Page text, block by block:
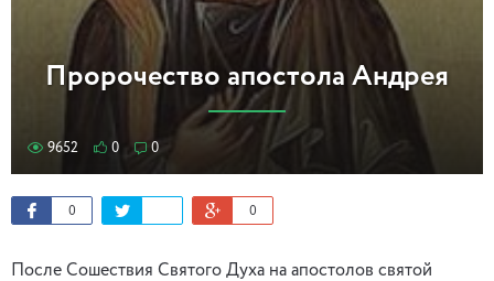
Пророчество апостола Андрея
9652 0 0
0 0
После Сошествия Святого Духа на апостолов святой